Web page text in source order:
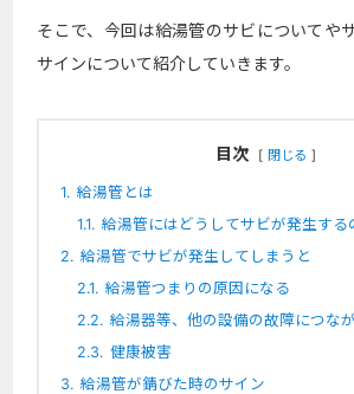
そこで、今回は給湯管のサビについてや
サインについて紹介していきます。
目次 閉じる
1. 給湯管とは
1.1. 給湯管にはどうしてサビが発生する
2. 給湯管でサビが発生してしまうと
2.1. 給湯管つまりの原因になる
2.2. 給湯器等、他の設備の故障につな
2.3. 健康被害
3. 給湯管が錆びた時のサイン